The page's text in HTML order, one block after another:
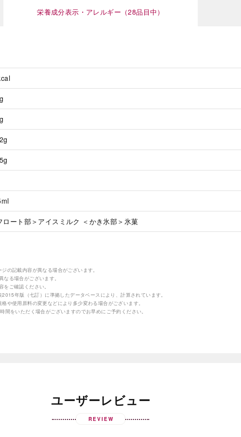
栄養成分表示・アレルギー（28品目中）
ロート部＞アイスミルク ＜かき氷部＞氷菓
の記載内容が異なる場合がございます。
る場合がございます。
ご確認ください。
年版（七訂）に準拠したデータベースにより、計算されています。
や使用原料の変更などにより多少変わる場合がございます。
をいただく場合がございますのでお早めにご予約ください。
ユーザーレビュー
REVIEW